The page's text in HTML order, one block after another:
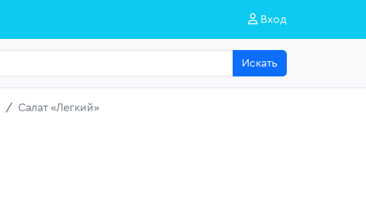
Вход
Искать
Салат «Легкий»